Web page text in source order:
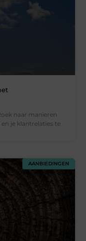
naar manieren
je klantrelaties te
AANBIEDINGEN